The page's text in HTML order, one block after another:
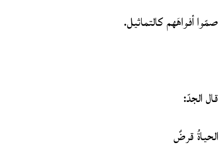
صمّوا أفواهَهم كالتماثيل.
قال الجدّ:
الحياةُ قرضٌ